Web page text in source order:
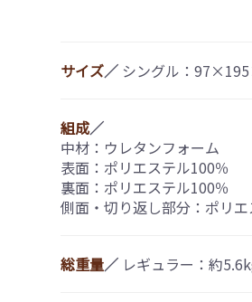
サイズ／ シングル：
組成／
中材：ウレタンフォーム
表面：ポリエステル100％
裏面：ポリエステル100％
側面・切り返し部分：ポリ
総重量／ レギュラー：約